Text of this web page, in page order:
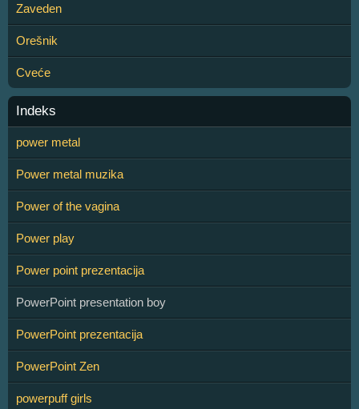
Zaveden
Orešnik
Cveće
Indeks
power metal
Power metal muzika
Power of the vagina
Power play
Power point prezentacija
PowerPoint presentation boy
PowerPoint prezentacija
PowerPoint Zen
powerpuff girls